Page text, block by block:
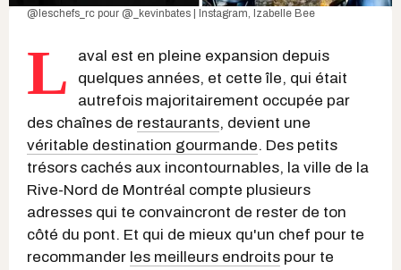
@leschefs_rc pour @_kevinbates | Instagram, Izabelle Bee
L
aval est en pleine expansion depuis
quelques années, et cette île, qui était
autrefois majoritairement occupée par
des chaînes de restaurants, devient une
véritable destination gourmande. Des petits
trésors cachés aux incontournables, la ville de la
Rive-Nord de Montréal compte plusieurs
adresses qui te convaincront de rester de ton
côté du pont. Et qui de mieux qu'un chef pour te
recommander les meilleurs endroits pour te